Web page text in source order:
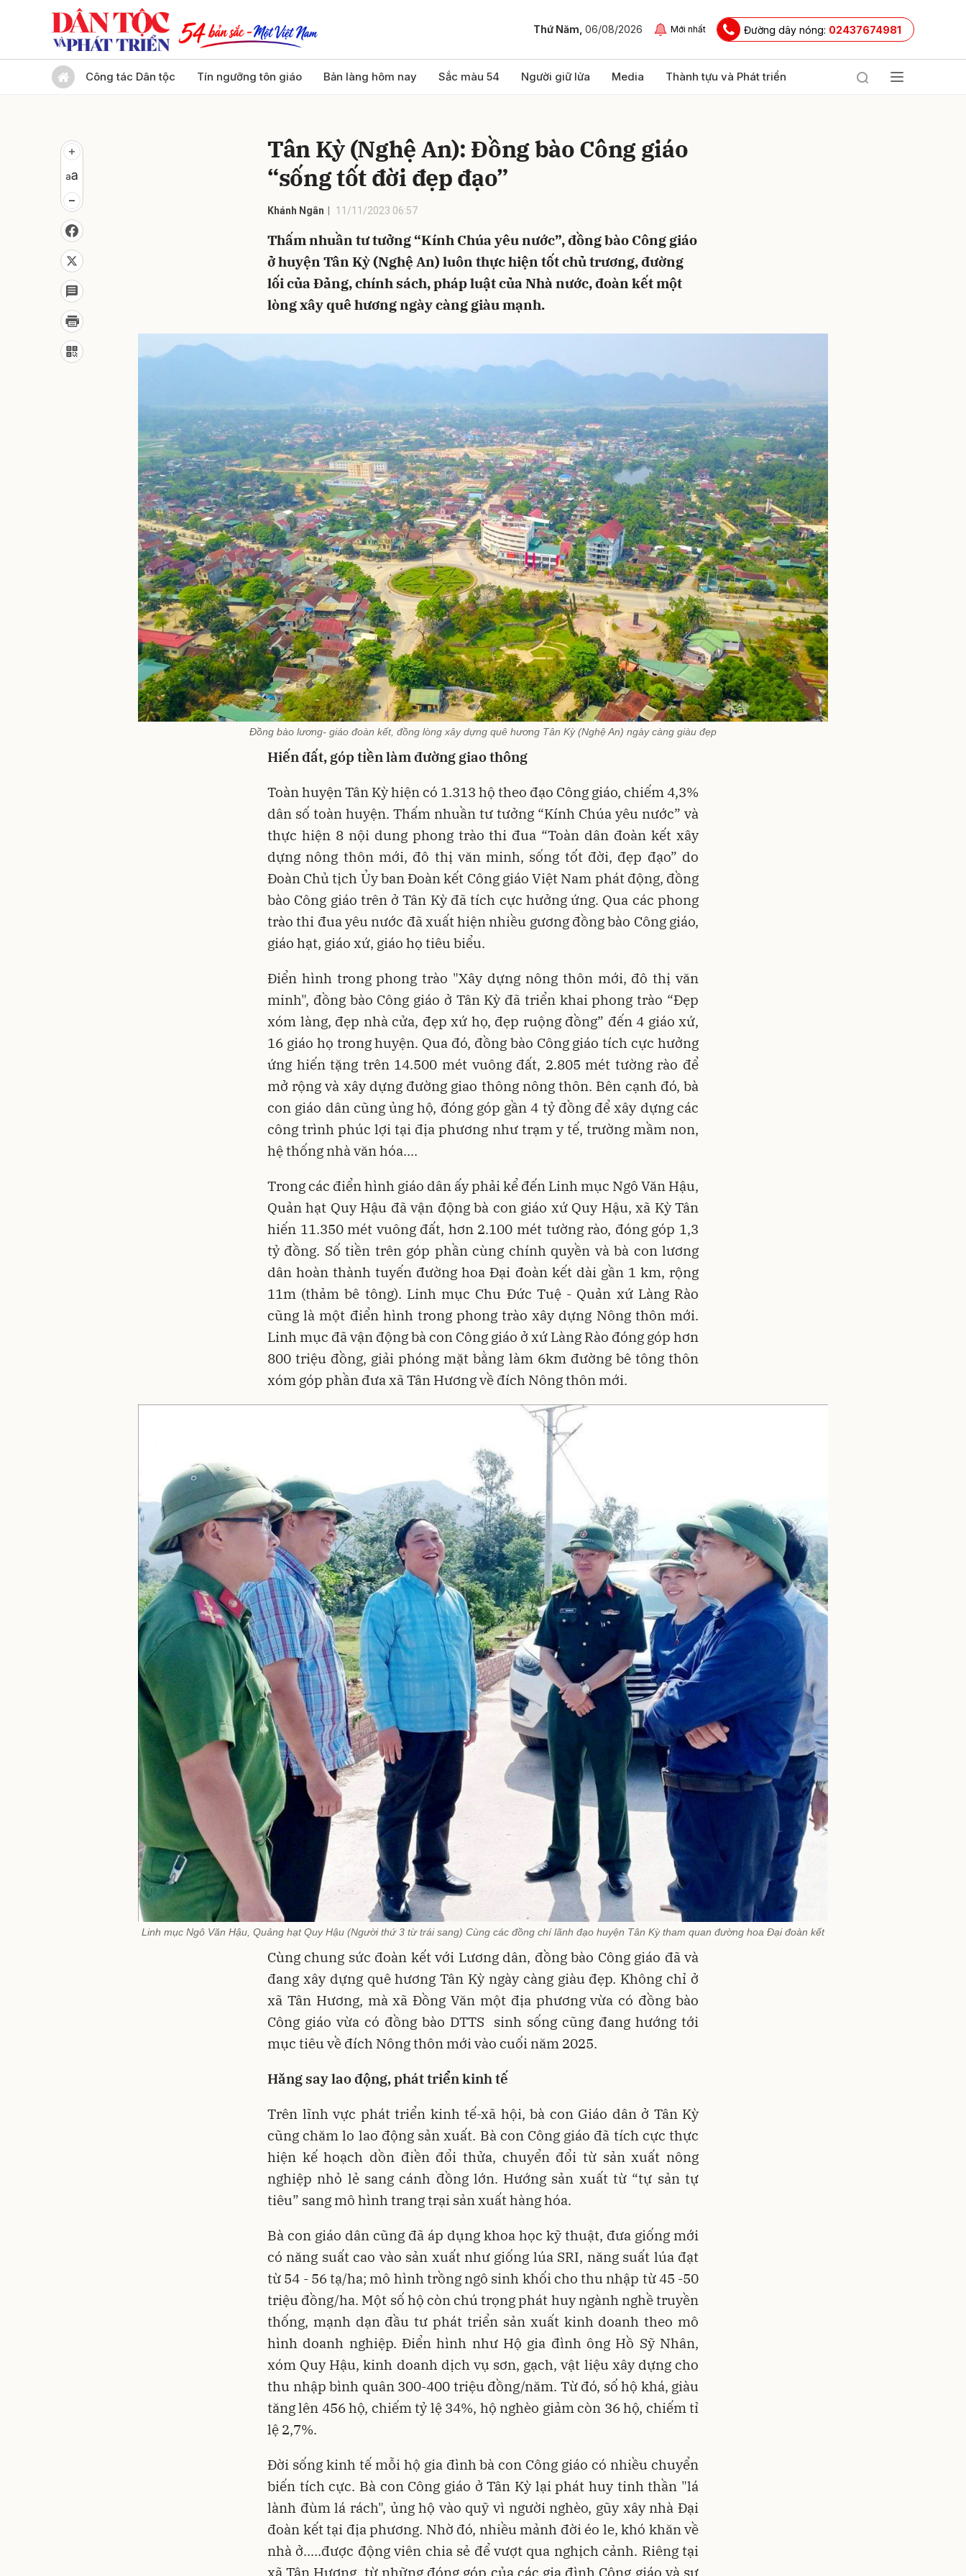
Thứ Năm, 06/08/2026 Mới nhất Đường dây nóng: 02437674981
Công tác Dân tộc Tín ngưỡng tôn giáo Bản làng hôm nay Sắc màu 54 Người giữ lửa Media Thành tựu và Phát triển
Tân Kỳ (Nghệ An): Đồng bào Công giáo
“sống tốt đời đẹp đạo”
Khánh Ngân 11/11/2023 06:57
Thấm nhuần tư tưởng “Kính Chúa yêu nước”, đồng bào Công giáo
ở huyện Tân Kỳ (Nghệ An) luôn thực hiện tốt chủ trương, đường
lối của Đảng, chính sách, pháp luật của Nhà nước, đoàn kết một
lòng xây quê hương ngày càng giàu mạnh.
Đồng bào lương- giáo đoàn kết, đồng lòng xây dựng quê hương Tân Kỳ (Nghệ An) ngày càng giàu đẹp
Hiến đất, góp tiền làm đường giao thông
Toàn huyện Tân Kỳ hiện có 1.313 hộ theo đạo Công giáo, chiếm 4,3%
dân số toàn huyện. Thấm nhuần tư tưởng “Kính Chúa yêu nước” và
thực hiện 8 nội dung phong trào thi đua “Toàn dân đoàn kết xây
dựng nông thôn mới, đô thị văn minh, sống tốt đời, đẹp đạo” do
Đoàn Chủ tịch Ủy ban Đoàn kết Công giáo Việt Nam phát động, đồng
bào Công giáo trên ở Tân Kỳ đã tích cực hưởng ứng. Qua các phong
trào thi đua yêu nước đã xuất hiện nhiều gương đồng bào Công giáo,
giáo hạt, giáo xứ, giáo họ tiêu biểu.
Điển hình trong phong trào "Xây dựng nông thôn mới, đô thị văn
minh", đồng bào Công giáo ở Tân Kỳ đã triển khai phong trào “Đẹp
xóm làng, đẹp nhà cửa, đẹp xứ họ, đẹp ruộng đồng” đến 4 giáo xứ,
16 giáo họ trong huyện. Qua đó, đồng bào Công giáo tích cực hưởng
ứng hiến tặng trên 14.500 mét vuông đất, 2.805 mét tường rào để
mở rộng và xây dựng đường giao thông nông thôn. Bên cạnh đó, bà
con giáo dân cũng ủng hộ, đóng góp gần 4 tỷ đồng để xây dựng các
công trình phúc lợi tại địa phương như trạm y tế, trường mầm non,
hệ thống nhà văn hóa....
Trong các điển hình giáo dân ấy phải kể đến Linh mục Ngô Văn Hậu,
Quản hạt Quy Hậu đã vận động bà con giáo xứ Quy Hậu, xã Kỳ Tân
hiến 11.350 mét vuông đất, hơn 2.100 mét tường rào, đóng góp 1,3
tỷ đồng. Số tiền trên góp phần cùng chính quyền và bà con lương
dân hoàn thành tuyến đường hoa Đại đoàn kết dài gần 1 km, rộng
11m (thảm bê tông). Linh mục Chu Đức Tuệ - Quản xứ Làng Rào
cũng là một điển hình trong phong trào xây dựng Nông thôn mới.
Linh mục đã vận động bà con Công giáo ở xứ Làng Rào đóng góp hơn
800 triệu đồng, giải phóng mặt bằng làm 6km đường bê tông thôn
xóm góp phần đưa xã Tân Hương về đích Nông thôn mới.
Linh mục Ngô Văn Hậu, Quảng hạt Quy Hậu (Người thứ 3 từ trái sang) Cùng các đồng chí lãnh đạo huyện Tân Kỳ tham quan đường hoa Đại đoàn kết
Cùng chung sức đoàn kết với Lương dân, đồng bào Công giáo đã và
đang xây dựng quê hương Tân Kỳ ngày càng giàu đẹp. Không chỉ ở
xã Tân Hương, mà xã Đồng Văn một địa phương vừa có đồng bào
Công giáo vừa có đồng bào DTTS sinh sống cũng đang hướng tới
mục tiêu về đích Nông thôn mới vào cuối năm 2025.
Hăng say lao động, phát triển kinh tế
Trên lĩnh vực phát triển kinh tế-xã hội, bà con Giáo dân ở Tân Kỳ
cũng chăm lo lao động sản xuất. Bà con Công giáo đã tích cực thực
hiện kế hoạch dồn điền đổi thửa, chuyển đổi từ sản xuất nông
nghiệp nhỏ lẻ sang cánh đồng lớn. Hướng sản xuất từ “tự sản tự
tiêu” sang mô hình trang trại sản xuất hàng hóa.
Bà con giáo dân cũng đã áp dụng khoa học kỹ thuật, đưa giống mới
có năng suất cao vào sản xuất như giống lúa SRI, năng suất lúa đạt
từ 54 - 56 tạ/ha; mô hình trồng ngô sinh khối cho thu nhập từ 45 -50
triệu đồng/ha. Một số hộ còn chú trọng phát huy ngành nghề truyền
thống, mạnh dạn đầu tư phát triển sản xuất kinh doanh theo mô
hình doanh nghiệp. Điển hình như Hộ gia đình ông Hồ Sỹ Nhân,
xóm Quy Hậu, kinh doanh dịch vụ sơn, gạch, vật liệu xây dựng cho
thu nhập bình quân 300-400 triệu đồng/năm. Từ đó, số hộ khá, giàu
tăng lên 456 hộ, chiếm tỷ lệ 34%, hộ nghèo giảm còn 36 hộ, chiếm tỉ
lệ 2,7%.
Đời sống kinh tế mỗi hộ gia đình bà con Công giáo có nhiều chuyển
biến tích cực. Bà con Công giáo ở Tân Kỳ lại phát huy tinh thần "lá
lành đùm lá rách", ủng hộ vào quỹ vì người nghèo, gũy xây nhà Đại
đoàn kết tại địa phương. Nhờ đó, nhiều mảnh đời éo le, khó khăn về
nhà ở.....được động viên chia sẻ để vượt qua nghịch cảnh. Riêng tại
Gửi bình luận
Hủy Gửi